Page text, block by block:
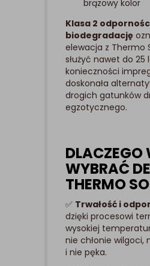
brązowy kolor
Klasa 2
biodegradację
elewacja z Thermo
służyć nawet do 25
konieczności
doskonała
drogich gatunków
egzotycznego.
DLACZEGO
WYBRAĆ
THERMO
✅ Trwałość i
dzięki procesowi
wysokiej
nie chłonie wilgoci,
i nie pęka.